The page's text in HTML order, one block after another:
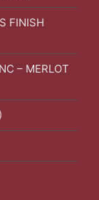
FINISH
– MERLOT